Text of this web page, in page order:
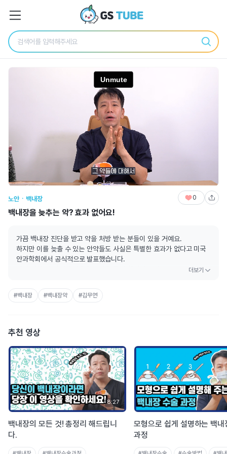
노안ㆍ백내장
백내장을 늦추는 약? 효과 없어요!
0
가끔 백내장 진단을 받고 약을 처방 받는 분들이 있을 거예요.
하지만 이를 늦출 수 있는 안약들도 사실은 특별한 효과가 없다고 미국
안과학회에서 공식적으로 발표했습니다.
#백내장 #백내장약 #김무연
추천 영상
8:27
백내장의 모든 것! 총정리 해드립니
다.
모형으로 쉽게 설명하는 백내
과정